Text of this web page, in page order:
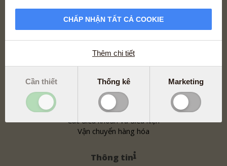
Thứ Hai - Thứ Sáu: 09:00 - 17:30
+ 84 – 18009233
info@pharmanord.vn
Liên kết
Các điều khoản và điều kiện
Vận chuyển hàng hóa
Thông tin
CHẤP NHẬN TẤT CẢ COOKIE
Thêm chi tiết
Cần thiết Thống kê Marketing